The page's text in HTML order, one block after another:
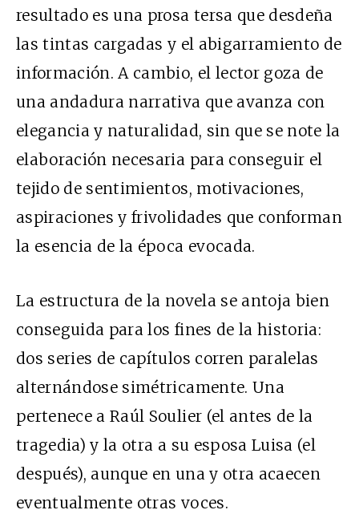
resultado es una prosa tersa que desdeña
las tintas cargadas y el abigarramiento de
información. A cambio, el lector goza de
una andadura narrativa que avanza con
elegancia y naturalidad, sin que se note la
elaboración necesaria para conseguir el
tejido de sentimientos, motivaciones,
aspiraciones y frivolidades que conforman
la esencia de la época evocada.
La estructura de la novela se antoja bien
conseguida para los fines de la historia:
dos series de capítulos corren paralelas
alternándose simétricamente. Una
pertenece a Raúl Soulier (el antes de la
tragedia) y la otra a su esposa Luisa (el
después), aunque en una y otra acaecen
eventualmente otras voces.